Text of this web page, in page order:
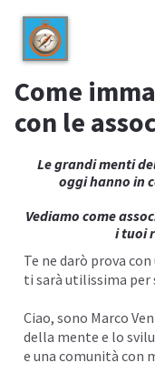
Come
con le
Le grandi menti
oggi hanno in
Vediamo come
i tuoi
Te ne darò prova
ti sarà utilissima per
Ciao, sono Marco
della mente e lo
e una comunità con